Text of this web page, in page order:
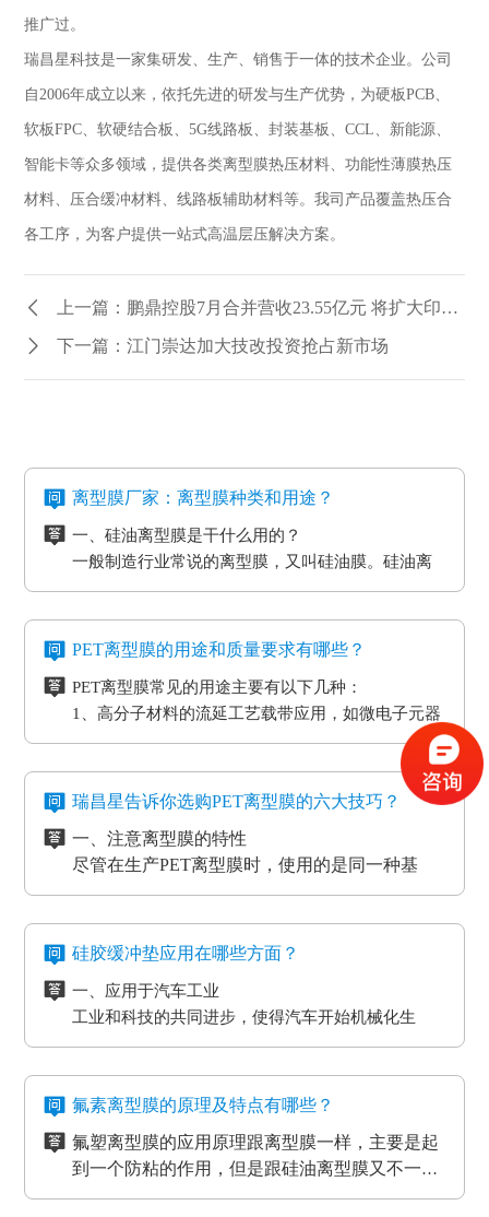
推广过。
瑞昌星科技是一家集研发、生产、销售于一体的技术企业。公司
自2006年成立以来，依托先进的研发与生产优势，为硬板PCB、
软板FPC、软硬结合板、5G线路板、封装基板、CCL、新能源、
智能卡等众多领域，提供各类离型膜热压材料、功能性薄膜热压
材料、压合缓冲材料、线路板辅助材料等。我司产品覆盖热压合
各工序，为客户提供一站式高温层压解决方案。
上一篇：鹏鼎控股7月合并营收23.55亿元 将扩大印度产能
下一篇：江门崇达加大技改投资抢占新市场
离型膜厂家：离型膜种类和用途？
一、硅油离型膜是干什么用的？
一般制造行业常说的离型膜，又叫硅油膜。硅油离
型膜应用分成两类：模切制造行业的应用和石墨制
具备离型力匀称平稳、等特点，还可以按客户标准
氟素离型膜别称氟塑离型膜。这类离型膜是由表层
性。相对于硅胶带，具备优质的剥离特性。氟素离
型膜主要是应用于高温胶带、金手指复合模切加工
工艺。
三、非硅离型膜是干什么用的？
非硅离型膜的适用范围有热溶胶、HC的转印纸、微
粘胶以及微粘胶保护膜生产加工用离型膜。除此之
外，因其剥离力较重，在生产加工极其细微的构件
时，能够 具有很好的避免 离型膜挪动或掉下来的功
四、防静电离型膜是干什么用的？
在信息时代，电磁波会对没经屏蔽掉的敏感度电子
的影响，导致数据信息失真、通讯混乱。而电流的
磁效应和磨擦产生的静电感应对各种各样敏感元
电积累产生髙压放电，其严重后果将是毁灭性的，
因此防静电离型膜也很重要。
PET离型膜的用途和质量要求有哪些？
PET离型膜常见的用途主要有以下几种：
1、高分子材料的流延工艺载带应用，如微电子元器
件
3、各种多层印刷线路板行业的层压工艺应用
5、PCB/PCL应用
6、光电模切冲型行业应用
PET离型膜的质量要求也不一样：
如普通模切冲型对PET离型膜的要求是厚度均匀剥离
力稳定。
要求。
高分子材料在耐温性的同时还要考虑到耐化学试剂
应等。
瑞昌星告诉你选购PET离型膜的六大技巧？
一、注意离型膜的特性
尽管在生产PET离型膜时，使用的是同一种基
材，但是使用不一样的离型剂，就会得到不一样
重。
尽管每个品牌的离型膜在价格上都会有一些差
所以要想得到物美价廉的离型膜，就要对多个品
牌的产品进行比较，在材质、工艺、质量等方面
都相同的情况下选择性价比最高的离型膜。
三、看使用情况
购买离型膜的目的是为了发挥其性能，满足使用
需求。质量再好的离型膜若使用在不正确的地
方，其性能也不能得到更好的发挥。
四、看生产厂家
一般品牌大、评价高的正规PET离型膜生产厂家
而且生产规模也比较大，因而具有一定的基础
性、技术性和规模性。
五、看产品价格
不同品牌、不同厂家的PET离型膜在其价格上都
会有些差异，而且国内的与进口的离型膜在其价
硅胶缓冲垫应用在哪些方面？
一、应用于汽车工业
工业和科技的共同进步，使得汽车开始机械化生
产。在汽车工厂当中，数条流水线之间分布着许许
摩擦和损耗，所以经常会在机器的连接处使用缓冲
机器，减小损耗。
物流装卸货的过程中会格外重视运输货物的完整
能导致物品损坏。而目前市场上最受欢迎的缓冲垫
具有弹性好、质地紧密、耐高温以及抗冲力强的特
点，用在物流装卸平台上可以起到保护货物的作
三、应用于热压机强化过程
想让地板、木门和家具更耐用，就需要使用热压机
强化。而在这个过程中也需要缓冲垫。缓冲垫会装
氟素离型膜的原理及特点有哪些？
氟塑离型膜的应用原理跟离型膜一样，主要是起
到一个防粘的作用，但是跟硅油离型膜又不一
样，氟在氟塑离型膜里面是以一种氟化物的形式
氟塑离型膜主要应用于高温胶，硅胶双面胶贴